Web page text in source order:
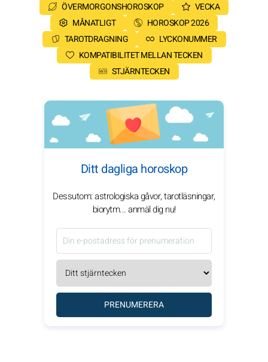
ÖVERMORGONSHOROSKOP
VECKA
MÅNATLIGT
HOROSKOP 2026
TAROTDRAGNING
LYCKONUMMER
KOMPATIBILITET MELLAN TECKEN
STJÄRNTECKEN
Ditt dagliga horoskop
Dessutom: astrologiska gåvor, tarotläsningar,
biorytm... anmäl dig nu!
PRENUMERERA